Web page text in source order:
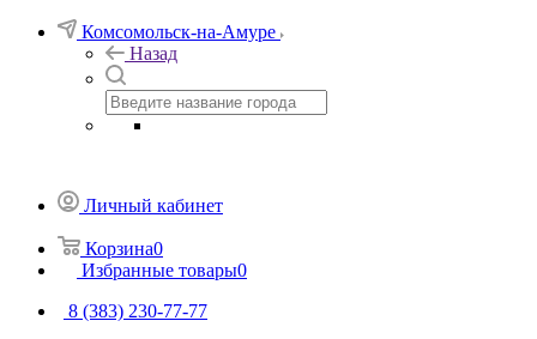
Комсомольск-на-Амуре
Назад
Личный кабинет
Корзина0
Избранные товары0
8 (383) 230-77-77